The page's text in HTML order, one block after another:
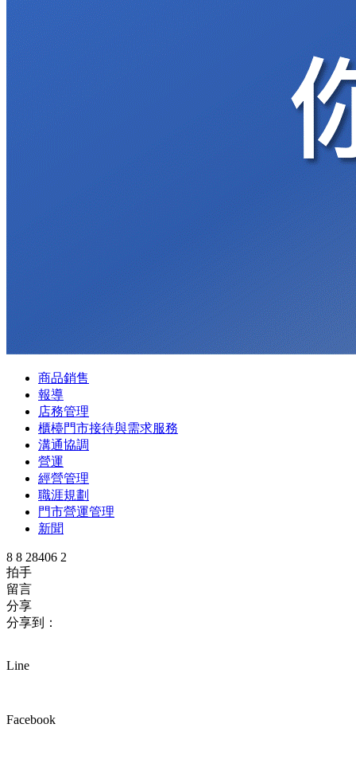
商品銷售
報導
店務管理
櫃檯門市接待與需求服務
溝通協調
營運
經營管理
職涯規劃
門市營運管理
新聞
8 8 28406 2
拍手
留言
分享
分享到：
Line
Facebook